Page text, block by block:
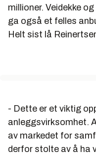
millioner. Veidekke
ga også et felles
Helt sist lå
- Dette er et viktig
anleggsvirksomhet.
av markedet for
derfor stolte av å ha